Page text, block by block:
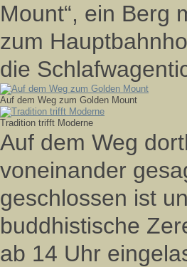
Mount“, ein Berg
zum
die
Auf dem Weg zum Golden Mount
Tradition trifft Moderne
Auf dem Weg
voneinander
geschlossen ist
buddhistische
ab 14 Uhr